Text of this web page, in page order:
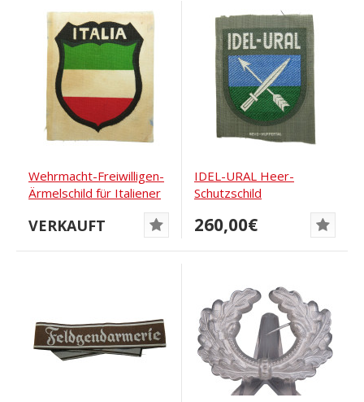
Wehrmacht-Freiwilligen-
Ärmelschild für Italiener
VERKAUFT
IDEL-URAL Heer-
Schutzschild
260,00€